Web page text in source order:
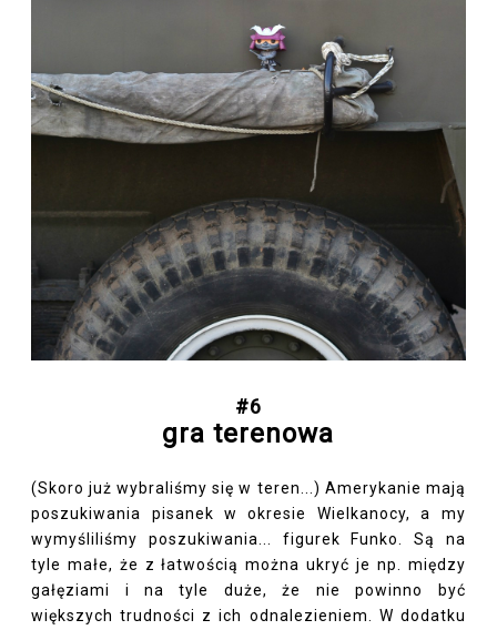
#6
gra terenowa
(Skoro już wybraliśmy się w teren...) Amerykanie mają
poszukiwania pisanek w okresie Wielkanocy, a my
wymyśliliśmy poszukiwania... figurek Funko. Są na
tyle małe, że z łatwością można ukryć je np. między
gałęziami i na tyle duże, że nie powinno być
większych trudności z ich odnalezieniem. W dodatku